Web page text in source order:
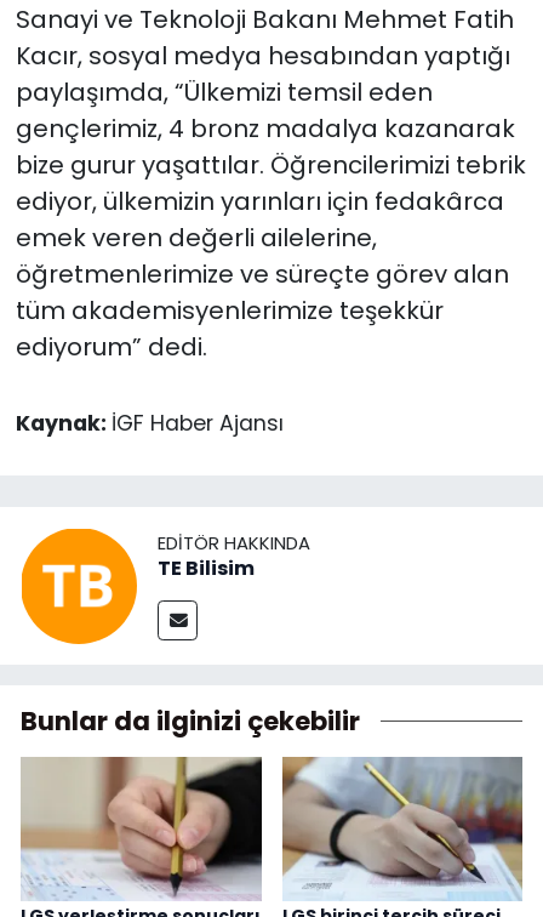
Sanayi ve Teknoloji Bakanı Mehmet Fatih
Kacır, sosyal medya hesabından yaptığı
paylaşımda, “Ülkemizi temsil eden
gençlerimiz, 4 bronz madalya kazanarak
bize gurur yaşattılar. Öğrencilerimizi tebrik
ediyor, ülkemizin yarınları için fedakârca
emek veren değerli ailelerine,
öğretmenlerimize ve süreçte görev alan
tüm akademisyenlerimize teşekkür
ediyorum” dedi.
Kaynak: İGF Haber Ajansı
EDITÖR HAKKINDA
TE Bilisim
Bunlar da ilginizi çekebilir